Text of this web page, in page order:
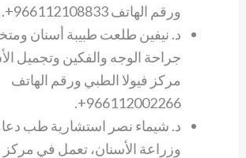
ورقم الهاتف 966112108833+.
د. نيفين طلعت طبيبة أسنان
جراحة الوجه والفكين وتجميل
مركز فيولا الطبي ورقم الهاتف
966112002266+.
د. شيماء نصر استشارية طب
وزراعة الأسنان، تعمل في مركز